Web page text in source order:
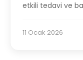
etkili tedavi ve
11 Ocak 2026